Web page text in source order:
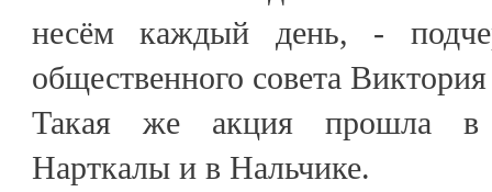
несём каждый день, -
общественного совета
Такая же акция прошла в
Нарткалы и в Нальчике.